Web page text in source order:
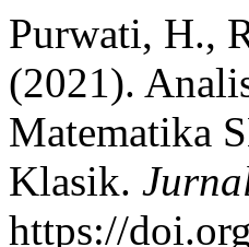
Purwati, H.,
(2021).
Matematika
Klasik.
https://